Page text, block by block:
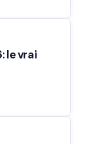
le vrai